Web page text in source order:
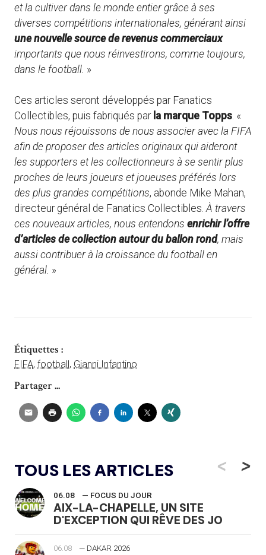
et la cultiver dans le monde entier grâce à ses
diverses compétitions internationales, générant ainsi
une nouvelle source de revenus commerciaux
importants que nous réinvestirons, comme toujours,
dans le football. »
Ces articles seront développés par Fanatics
Collectibles, puis fabriqués par la marque Topps. «
Nous nous réjouissons de nous associer avec la FIFA
afin de proposer des articles originaux qui aideront
les supporters et les collectionneurs à se sentir plus
proches de leurs joueurs et joueuses préférés lors
des plus grandes compétitions, abonde Mike Mahan,
directeur général de Fanatics Collectibles. À travers
ces nouveaux articles, nous entendons enrichir l’offre
d’articles de collection autour du ballon rond, mais
aussi contribuer à la croissance du football en
général. »
Étiquettes :
FIFA, football , Gianni Infantino
Partager ...
TOUS LES ARTICLES <
06.08 — FOCUS DU JOUR
AIX-LA-CHAPELLE, UN SITE
D'EXCEPTION QUI RÊVE DES JO
06.08 — DAKAR 2026
>